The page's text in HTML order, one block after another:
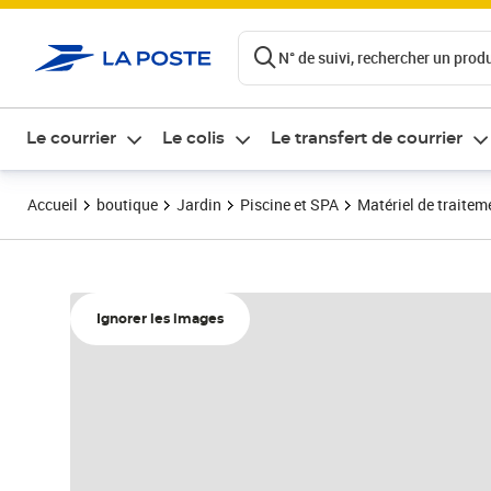
N° de suivi, rechercher un
Le courrier Le colis Le transfert de courrier
Accueil boutique Jardin Piscine et SPA Matériel de
Ignorer les images